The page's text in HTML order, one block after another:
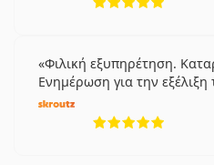
Φιλική εξυπηρέτηση.
Ενημέρωση για την εξέλιξη